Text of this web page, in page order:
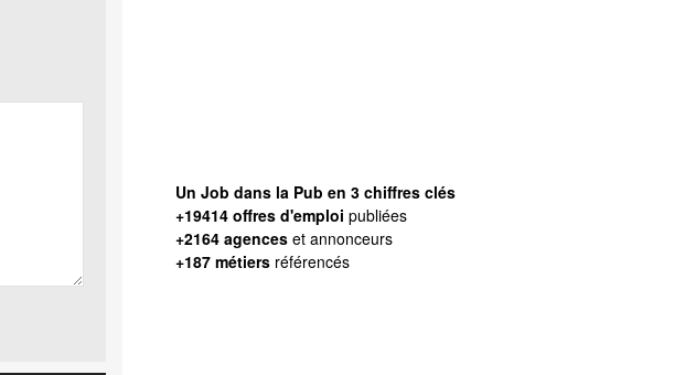
Un Job dans la Pub en 3 chiffres clés
+19414 offres d'emploi publiées
+2164 agences et annonceurs
+187 métiers référencés